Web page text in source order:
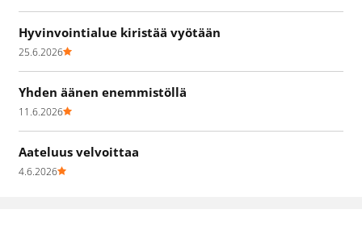
Hyvinvointialue kiristää vyötään
25.6.2026
Yhden äänen enemmistöllä
11.6.2026
Aateluus velvoittaa
4.6.2026